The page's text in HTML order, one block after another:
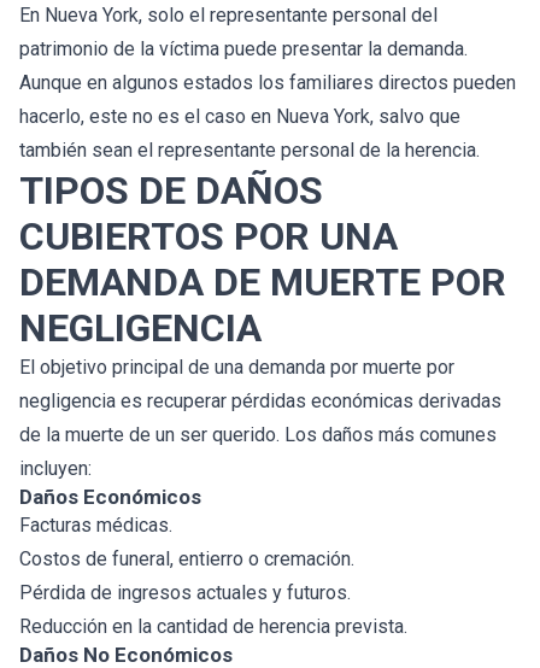
En Nueva York, solo el representante personal del
patrimonio de la víctima puede presentar la demanda.
Aunque en algunos estados los familiares directos pueden
hacerlo, este no es el caso en Nueva York, salvo que
también sean el representante personal de la herencia.
TIPOS DE DAÑOS
CUBIERTOS POR UNA
DEMANDA DE MUERTE POR
NEGLIGENCIA
El objetivo principal de una demanda por muerte por
negligencia es recuperar pérdidas económicas derivadas
de la muerte de un ser querido. Los daños más comunes
incluyen:
Daños Económicos
Facturas médicas.
Costos de funeral, entierro o cremación.
Pérdida de ingresos actuales y futuros.
Reducción en la cantidad de herencia prevista.
Daños No Económicos